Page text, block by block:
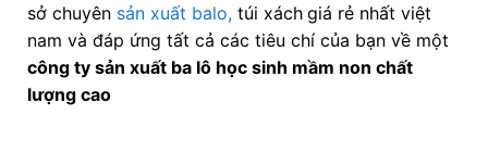
sở chuyên sản xuất balo, túi xách giá rẻ nhất việt
nam và đáp ứng tất cả các tiêu chí của bạn về một
công ty sản xuất ba lô học sinh mầm non chất
lượng cao